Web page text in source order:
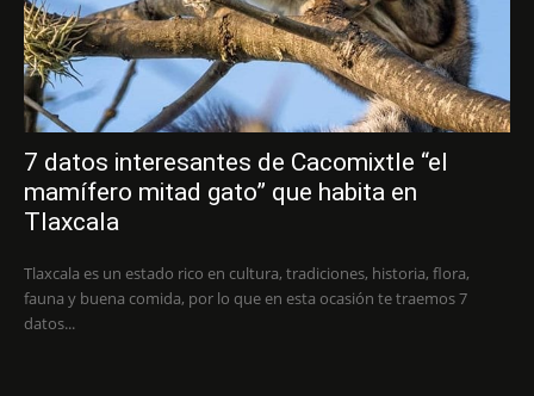
7 datos interesantes de Cacomixtle “el
mamífero mitad gato” que habita en
Tlaxcala
Tlaxcala es un estado rico en cultura, tradiciones, historia, flora,
fauna y buena comida, por lo que en esta ocasión te traemos 7
datos...